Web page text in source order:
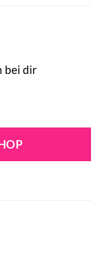
bei dir